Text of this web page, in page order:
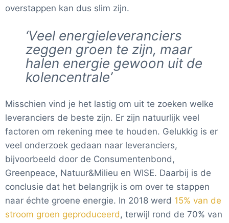
overstappen kan dus slim zijn.
‘Veel energieleveranciers
zeggen groen te zijn, maar
halen energie gewoon uit de
kolencentrale’
Misschien vind je het lastig om uit te zoeken welke
leveranciers de beste zijn. Er zijn natuurlijk veel
factoren om rekening mee te houden. Gelukkig is er
veel onderzoek gedaan naar leveranciers,
bijvoorbeeld door de Consumentenbond,
Greenpeace, Natuur&Milieu en WISE. Daarbij is de
conclusie dat het belangrijk is om over te stappen
naar échte groene energie. In 2018 werd 15% van de
stroom groen geproduceerd , terwijl rond de 70% van